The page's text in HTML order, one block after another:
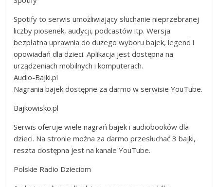
Spotify to serwis umożliwiający słuchanie nieprzebranej
liczby piosenek, audycji, podcastów itp. Wersja
bezpłatna uprawnia do dużego wyboru bajek, legend i
opowiadań dla dzieci. Aplikacja jest dostępna na
urządzeniach mobilnych i komputerach.
Audio-Bajki.pl
Nagrania bajek dostępne za darmo w serwisie YouTube.
Bajkowisko.pl
Serwis oferuje wiele nagrań bajek i audiobooków dla
dzieci. Na stronie można za darmo przesłuchać 3 bajki,
reszta dostępna jest na kanale YouTube.
Polskie Radio Dzieciom